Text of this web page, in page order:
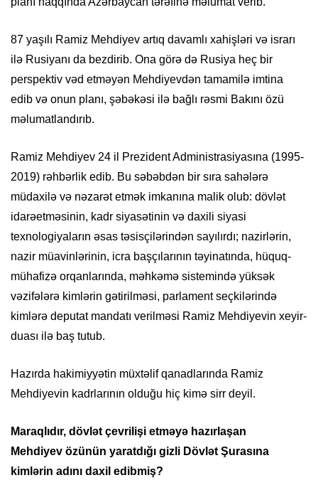
87 yaşılı Ramiz Mehdiyev artıq davamlı xahişləri və israrı
ilə Rusiyanı da bezdirib. Ona görə də Rusiya heç bir
perspektiv vəd etməyən Mehdiyevdən tamamilə imtina
edib və onun planı, şəbəkəsi ilə bağlı rəsmi Bakını özü
məlumatlandırıb.
Ramiz Mehdiyev 24 il Prezident Administrasiyasına (1995-
2019) rəhbərlik edib. Bu səbəbdən bir sıra sahələrə
müdaxilə və nəzarət etmək imkanına malik olub: dövlət
idarəetməsinin, kadr siyasətinin və daxili siyasi
texnologiyaların əsas təsisçilərindən sayılırdı; nazirlərin,
nazir müavinlərinin, icra başçılarının təyinatında, hüquq-
mühafizə orqanlarında, məhkəmə sistemində yüksək
vəzifələrə kimlərin gətirilməsi, parlament seçkilərində
kimlərə deputat mandatı verilməsi Ramiz Mehdiyevin xeyir-
duası ilə baş tutub.
Hazırda hakimiyyətin müxtəlif qanadlarında Ramiz
Mehdiyevin kadrlarının olduğu hiç kimə sirr deyil.
Maraqlıdır, dövlət çevrilişi etməyə hazırlaşan
Mehdiyev özünün yaratdığı gizli Dövlət Şurasına
kimlərin adını daxil edibmiş?